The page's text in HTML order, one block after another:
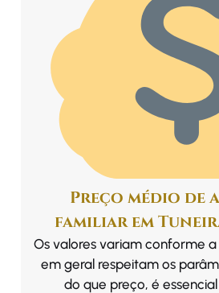
Preço médio de
familiar em
Os valores variam conforme
em geral respeitam os
do que preço, é